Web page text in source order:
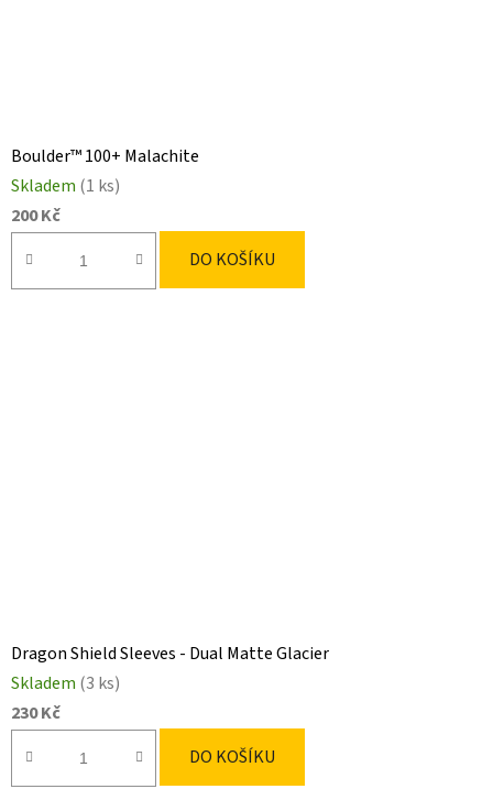
Boulder™ 100+ Malachite
Skladem (1 ks)
200 Kč
DO KOŠÍKU
Dragon Shield Sleeves - Dual Matte Glacier
Skladem (3 ks)
230 Kč
DO KOŠÍKU